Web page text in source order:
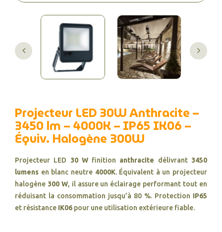
Projecteur LED 30W Anthracite –
3450 lm – 4000K – IP65 IK06 –
Équiv. Halogène 300W
Projecteur LED 30 Wfinition anthracite délivrant 3450
lumens en blanc neutre 4000K. Équivalent à un projecteur
halogène 300 W, il assure un éclairage performant tout en
réduisant la consommation jusqu’à 80 %. Protection IP65
et résistance IK06 pour une utilisation extérieure fiable.